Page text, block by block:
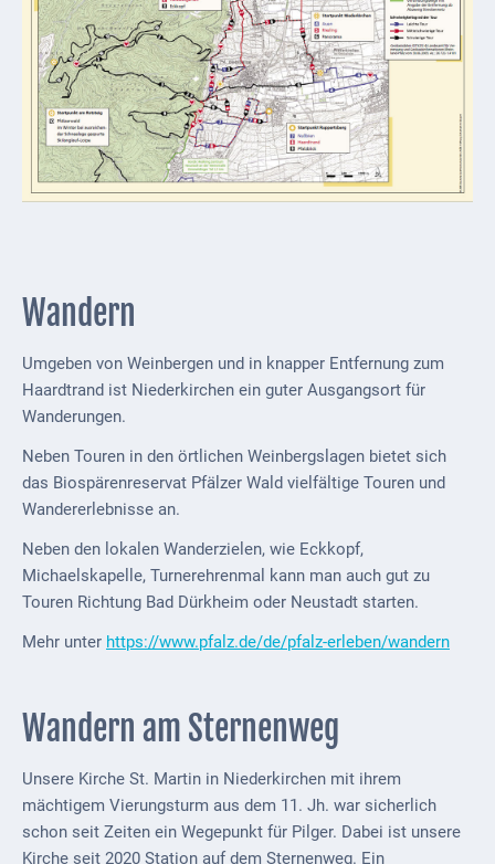
Katastrophenschutz
Notfallnummern
Suche
Niederkirchen
bei
Historisches
Bau
Schwesternhaus
1906
Deidesheim
Akten
1793
Regionalbahn
1907
Teilung
Gemarkungen
ab
Wandern
Umgeben von Weinbergen und in knapper Entfernung zum
Haardtrand ist Niederkirchen ein guter Ausgangsort für
Wanderungen.
Neben Touren in den örtlichen Weinbergslagen bietet sich
das Biospärenreservat Pfälzer Wald vielfältige Touren und
Wandererlebnisse an.
Neben den lokalen Wanderzielen, wie Eckkopf,
Michaelskapelle, Turnerehrenmal kann man auch gut zu
Touren Richtung Bad Dürkheim oder Neustadt starten.
Mehr unter https://www.pfalz.de/de/pfalz-erleben/wandern
Wandern am Sternenweg
Unsere Kirche St. Martin in Niederkirchen mit ihrem
mächtigem Vierungsturm aus dem 11. Jh. war sicherlich
schon seit Zeiten ein Wegepunkt für Pilger. Dabei ist unsere
Kirche seit 2020 Station auf dem Sternenweg. Ein